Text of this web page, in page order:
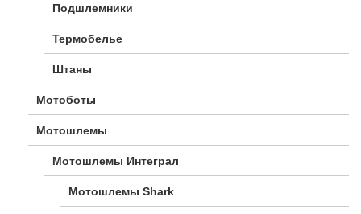
Подшлемники
Термобелье
Штаны
Мотоботы
Мотошлемы
Мотошлемы Интеграл
Мотошлемы Shark